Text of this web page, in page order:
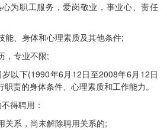
为职工服务，爱岗敬业，事业心、责任
、身体和心理素质及其他条件;
，专业不限;
以下(1990年6月12日至2008年6月12日
责的身体条件、心理素质和工作能力。
得聘用：
系，尚未解除聘用关系的;